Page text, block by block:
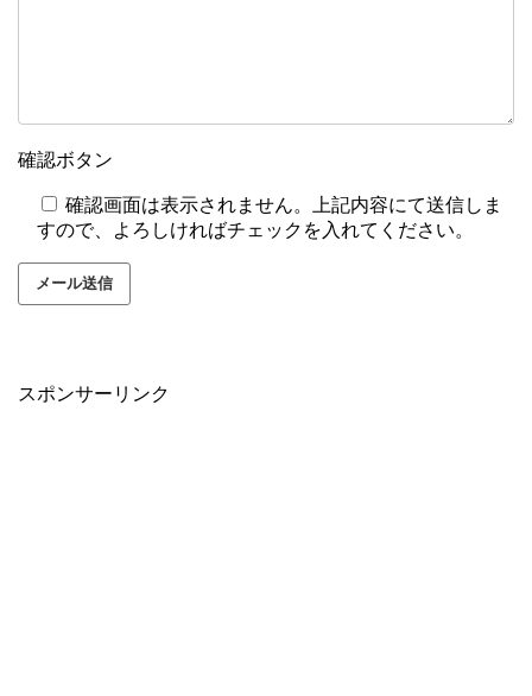
確認ボタン
確認画面は表示されません。上記内容にて送信しま
すので、よろしければチェックを入れてください。
スポンサーリンク